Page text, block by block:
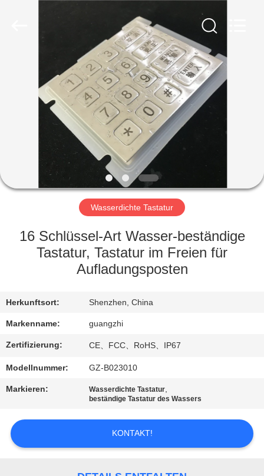
PRODUKTE
FABRIK-
AUSFLUG
QUALITÄTSKONTROLLE
SIE
MIT
UNS
IN
VERBINDUNG
FORDERN
SIE
Wasserdichte Tastatur
16 Schlüssel-Art Wasser-beständige
Tastatur, Tastatur im Freien für
Aufladungsposten
Herkunftsort: Shenzhen, China
Markenname: guangzhi
Zertifizierung: CE、FCC、RoHS、IP67
Modellnummer: GZ-B023010
Markieren: Wasserdichte Tastatur,
beständige Tastatur des Wassers
KONTAKT!